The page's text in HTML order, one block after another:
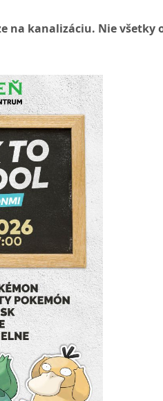
na kanalizáciu. Nie všetky